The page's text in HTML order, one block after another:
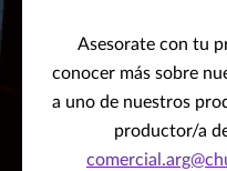
Asesorate con tu
conocer más sobre
a uno de nuestros
productor/a